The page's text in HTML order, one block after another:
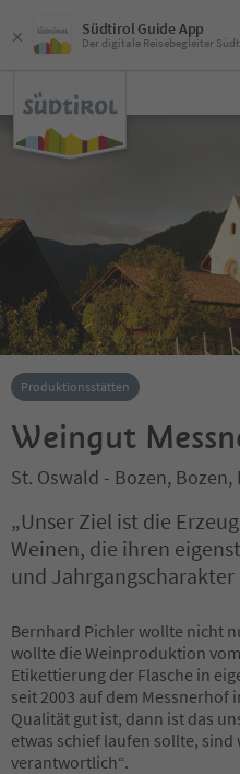
Südtirol Guide App
Der digitale Reisebegleiter
Produktionsstätten
Weingut
St. Oswald - Bozen,
„Unser Ziel ist die
Weinen, die ihren
und Jahrgangscharakter
Bernhard Pichler wollte nicht
wollte die Weinproduktion
Etikettierung der Flasche in
seit 2003 auf dem Messnerhof
Qualität gut ist, dann ist das
etwas schief laufen sollte,
verantwortlich“.